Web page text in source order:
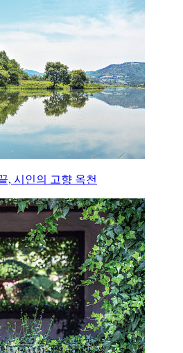
, 시인의 고향 옥천